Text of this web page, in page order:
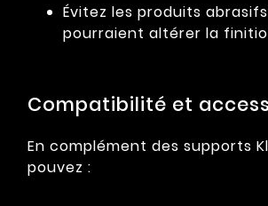
Évitez les produits
pourraient altérer la
Compatibilité et
En complément des supports
pouvez :